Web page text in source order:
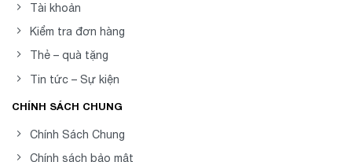
Tài khoản
Kiểm tra đơn hàng
Thẻ – quà tặng
Tin tức – Sự kiện
CHÍNH SÁCH CHUNG
Chính Sách Chung
Chính sách bảo mật